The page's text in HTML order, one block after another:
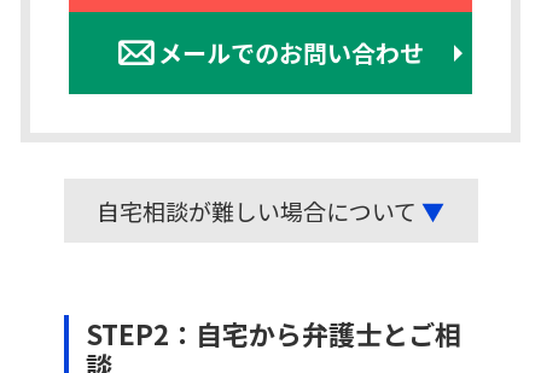
メールでのお問い合わせ
自宅相談が難しい場合について ▼
STEP2：自宅から弁護士とご相
談